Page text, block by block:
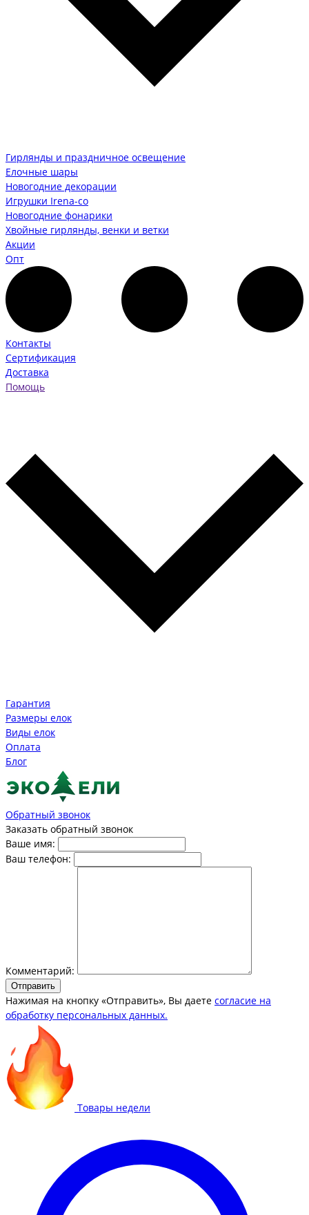
Гирлянды и праздничное освещение
Елочные шары
Новогодние декорации
Игрушки Irena-co
Новогодние фонарики
Хвойные гирлянды, венки и ветки
Акции
Опт
Контакты
Сертификация
Доставка
Помощь
Гарантия
Размеры елок
Виды елок
Оплата
Блог
Обратный звонок
Заказать обратный звонок
Ваше имя:
Ваш телефон:
Комментарий:
Отправить
Нажимая на кнопку «Отправить», Вы даете согласие на
обработку персональных данных.
Товары недели